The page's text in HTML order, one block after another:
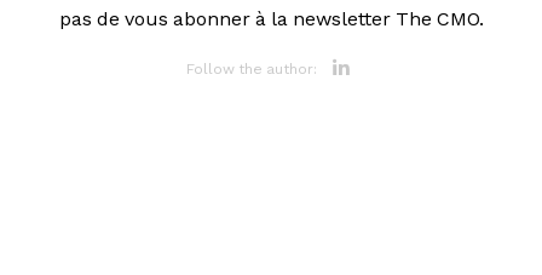
pas de vous abonner à la newsletter The CMO.
Follow the author: